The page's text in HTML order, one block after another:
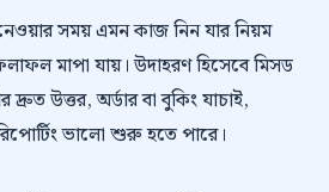
নেওয়ার সময় এমন কাজ নিন যার নিয়ম
মাপা যায়। উদাহরণ হিসেবে মিসড
দ্রুত উত্তর, অর্ডার বা বুকিং যাচাই,
ভালো শুরু হতে পারে।